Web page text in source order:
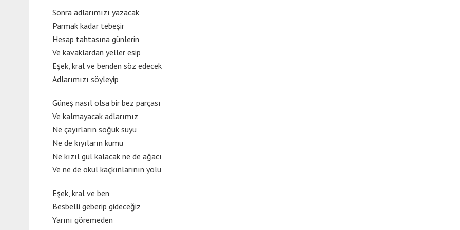
Sonra adlarımızı yazacak
Parmak kadar tebeşir
Hesap tahtasına günlerin
Ve kavaklardan yeller esip
Eşek, kral ve benden söz edecek
Adlarımızı söyleyip
Güneş nasıl olsa bir bez parçası
Ve kalmayacak adlarımız
Ne çayırların soğuk suyu
Ne de kıyıların kumu
Ne kızıl gül kalacak ne de ağacı
Ve ne de okul kaçkınlarının yolu
Eşek, kral ve ben
Besbelli geberip gideceğiz
Yarını göremeden